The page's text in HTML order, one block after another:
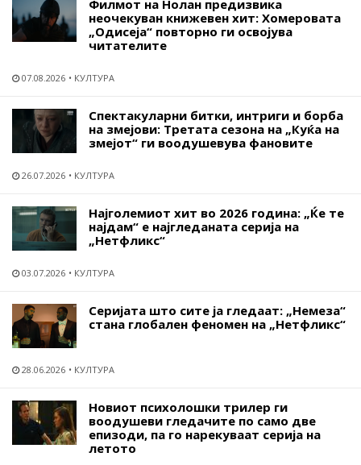
Филмот на Нолан предизвика
неочекуван книжевен хит: Хомеровата
„Одисеја“ повторно ги освојува
читателите
07.08.2026 КУЛТУРА
Спектакуларни битки, интриги и борба
на змејови: Третата сезона на „Куќа на
змејот“ ги воодушевува фановите
26.07.2026 КУЛТУРА
Најголемиот хит во 2026 година: „Ќе те
најдам“ е најгледаната серија на
„Нетфликс“
03.07.2026 КУЛТУРА
Серијата што сите ја гледаат: „Немеза“
стана глобален феномен на „Нетфликс“
28.06.2026 КУЛТУРА
Новиот психолошки трилер ги
воодушеви гледачите по само две
епизоди, па го нарекуваат серија на
летото